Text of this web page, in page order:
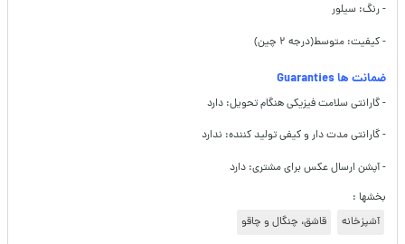
- رنگ: سیلور
- کیفیت: متوسط(درجه ۲ چین)
ضمانت ها Guaranties
- گارانتی سلامت فیزیکی هنگام تحویل: دارد
- گارانتی مدت دار و کیفی تولید کننده: ندارد
- آپشن ارسال عکس برای مشتری: دارد
بخشها :
آشپزخانه
قاشق، چنگال و چاقو